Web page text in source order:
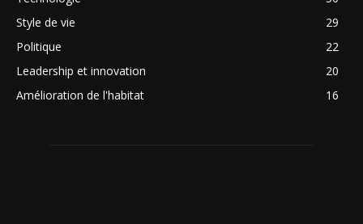
Style de vie
29
Politique
22
Leadership et innovation
20
Amélioration de l'habitat
16